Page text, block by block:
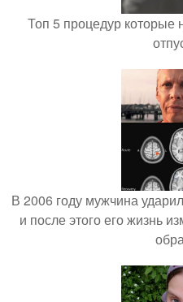
Топ 5 процедур которые
В 2006 году мужчина
и после этого его жизнь